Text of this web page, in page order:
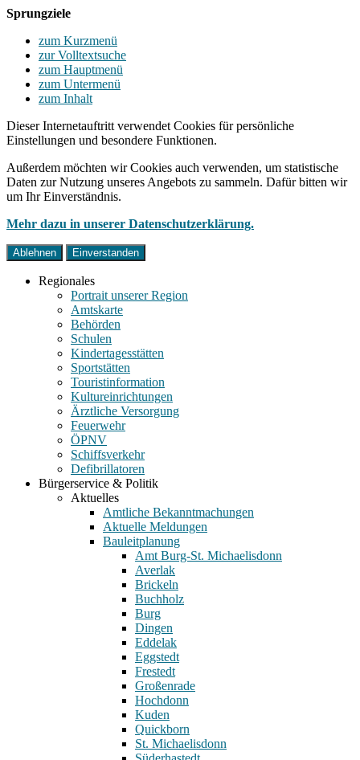
Sprungziele
zum Kurzmenü
zur Volltextsuche
zum Hauptmenü
zum Untermenü
zum Inhalt
Dieser Internetauftritt verwendet Cookies für persönliche
Einstellungen und besondere Funktionen.
Außerdem möchten wir Cookies auch verwenden, um statistische
Daten zur Nutzung unseres Angebots zu sammeln. Dafür bitten wir
um Ihr Einverständnis.
Mehr dazu in unserer Datenschutzerklärung.
Ablehnen Einverstanden
Regionales
Portrait unserer Region
Amtskarte
Behörden
Schulen
Kindertagesstätten
Sportstätten
Touristinformation
Kultureinrichtungen
Ärztliche Versorgung
Feuerwehr
ÖPNV
Schiffsverkehr
Defibrillatoren
Bürgerservice & Politik
Aktuelles
Amtliche Bekanntmachungen
Aktuelle Meldungen
Bauleitplanung
Amt Burg-St. Michaelisdonn
Averlak
Brickeln
Buchholz
Burg
Dingen
Eddelak
Eggstedt
Frestedt
Großenrade
Hochdonn
Kuden
Quickborn
St. Michaelisdonn